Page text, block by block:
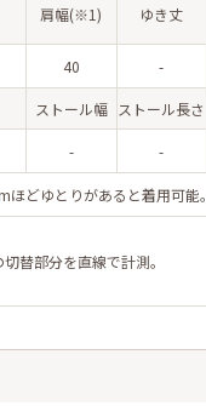
肩幅(※1) ゆき丈
40 -
ストール幅 ストール長さ
- -
ほどゆとりがあると着用可能。
替部分を直線で計測。